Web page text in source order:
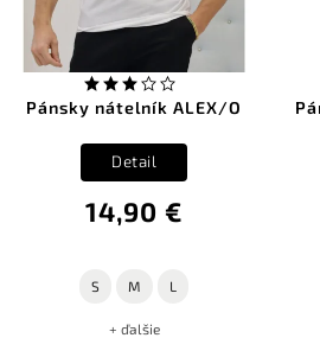
Pánsky nátelník ALEX/O
14,90 €
Detail
S M L
+ ďalšie